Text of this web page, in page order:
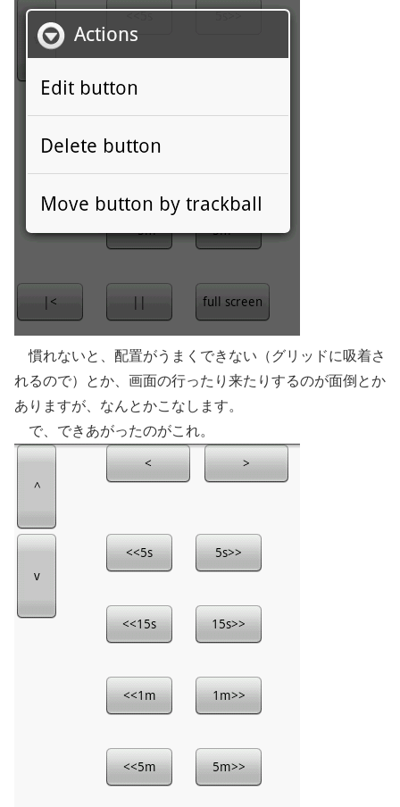
慣れないと、配置がうまくできない（グリッドに吸着さ
れるので）とか、画面の行ったり来たりするのが面倒とか
ありますが、なんとかこなします。
で、できあがったのがこれ。